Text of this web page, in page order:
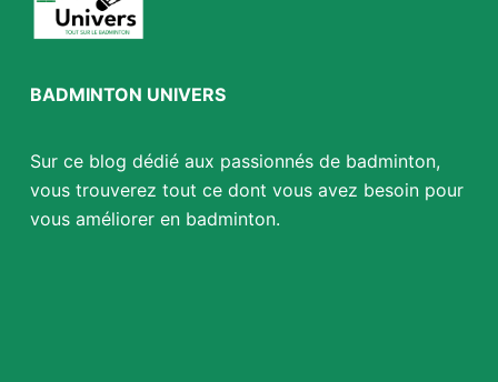
BADMINTON UNIVERS
Sur ce blog dédié aux passionnés de badminton,
vous trouverez tout ce dont vous avez besoin pour
vous améliorer en badminton.